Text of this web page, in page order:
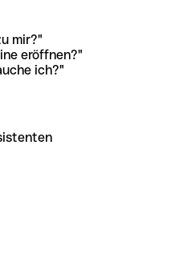
mir?"
eröffnen?"
ich?"